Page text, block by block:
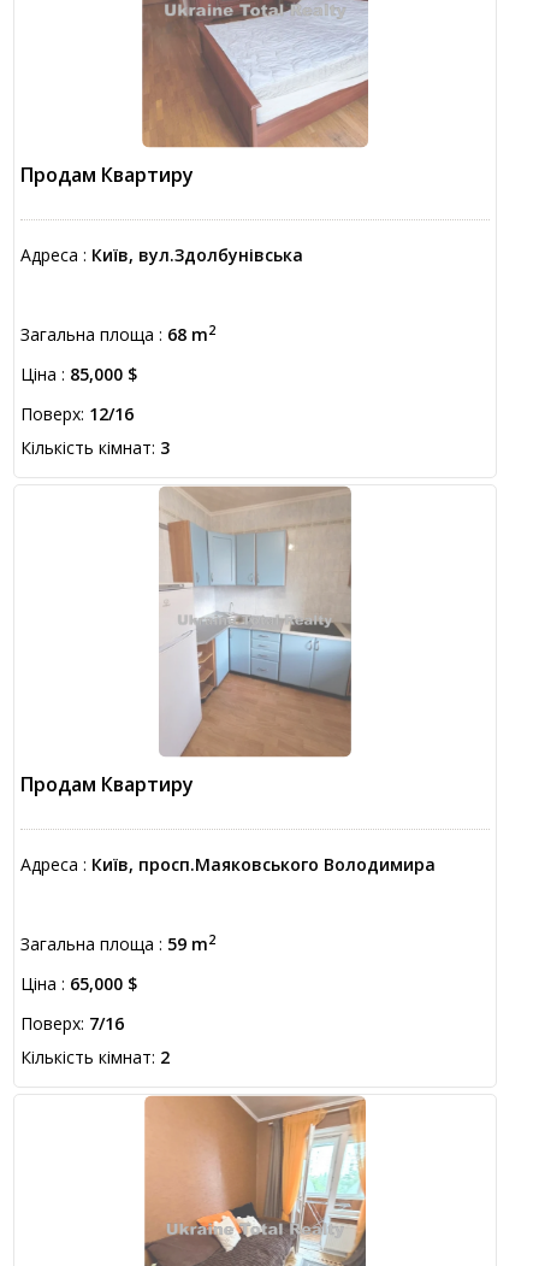
Продам Квартиру
Адреса : Київ, вул.Здолбунівська
Загальна площа : 68 m2
Ціна : 85,000 $
Поверх: 12/16
Кількість кімнат: 3
Продам Квартиру
Адреса : Київ, просп.Маяковського Володимира
Загальна площа : 59 m2
Ціна : 65,000 $
Поверх: 7/16
Кількість кімнат: 2